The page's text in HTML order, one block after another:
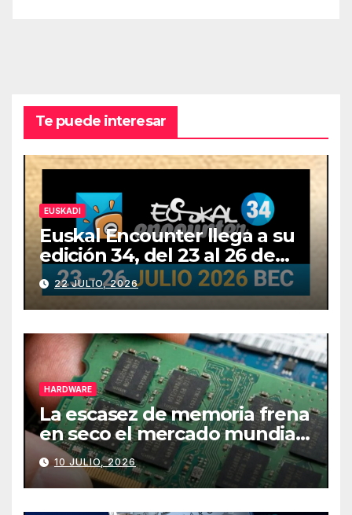
Te puede interesar
EUSKADI
Euskal Encounter llega a su
edición 34, del 23 al 26 de
julio
22 JULIO, 2026
HARDWARE
La escasez de memoria frena
en seco el mercado mundial
de PCs
10 JULIO, 2026